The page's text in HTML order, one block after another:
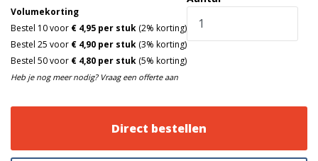
Volumekorting
Bestel 10 voor € 4,95 per stuk (2% korting)
Bestel 25 voor € 4,90 per stuk (3% korting)
Bestel 50 voor € 4,80 per stuk (5% korting)
Heb je nog meer nodig? Vraag een offerte aan
Direct bestellen